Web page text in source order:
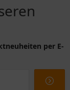
per E-